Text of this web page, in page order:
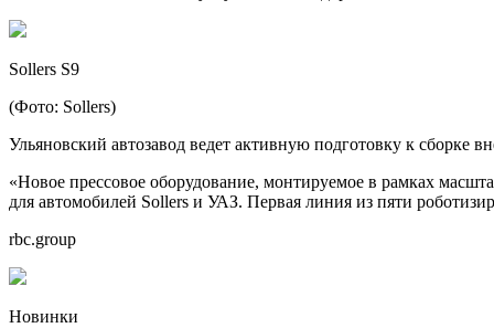
Sollers S9
(Фото: Sollers)
Ульяновский автозавод ведет активную подготовку к сборке
«Новое прессовое оборудование, монтируемое в рамках
для автомобилей Sollers и УАЗ. Первая линия из пяти
rbc.group
Новинки